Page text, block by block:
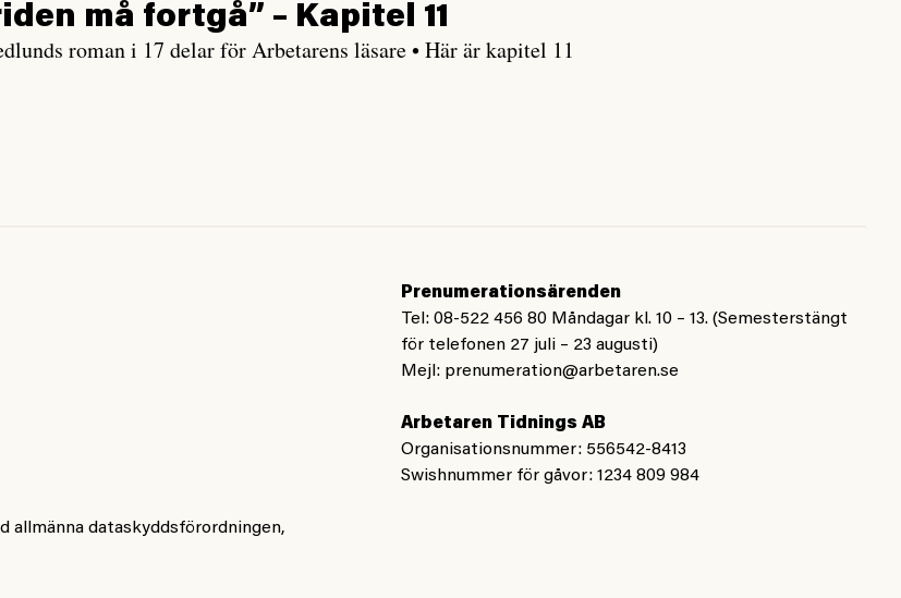
må fortgå” – Kapitel 11
roman i 17 delar för Arbetarens läsare • Här är kapitel 11
allmänna dataskyddsförordningen,
Prenumerationsärenden
Tel: 08-522 456 80 Måndagar kl. 10 – 13. (Semesterstängt
för telefonen 27 juli – 23 augusti)
Mejl: prenumeration@arbetaren.se
Arbetaren Tidnings AB
Organisationsnummer: 556542-8413
Swishnummer för gåvor: 1234 809 984